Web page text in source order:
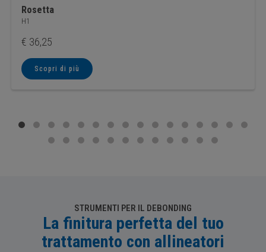
Rosetta
H1
€ 36,25
Scopri di più
STRUMENTI PER IL DEBONDING
La finitura perfetta del tuo
trattamento con allineatori